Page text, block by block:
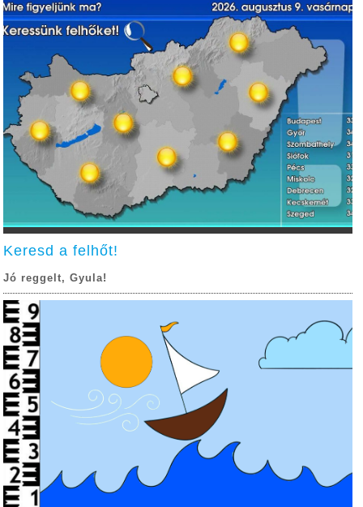
Keresd a felhőt!
Jó reggelt, Gyula!